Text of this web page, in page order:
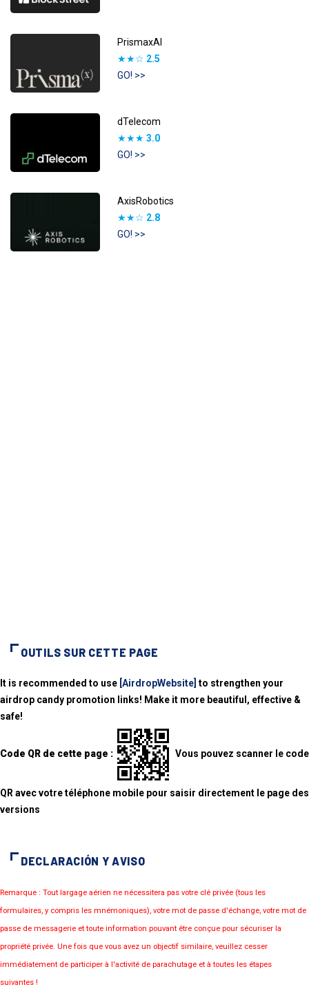
PrismaxAI
★★☆ 2.5
GO! >>
dTelecom
★★★ 3.0
GO! >>
AxisRobotics
★★☆ 2.8
GO! >>
OUTILS SUR CETTE PAGE
It is recommended to use [AirdropWebsite] to strengthen your
airdrop candy promotion links! Make it more beautiful, effective &
safe!
Code QR de cette page : Vous pouvez scanner le code
QR avec votre téléphone mobile pour saisir directement le page des
versions
DECLARACIÓN Y AVISO
Remarque : Tout largage aérien ne nécessitera pas votre clé privée (tous les
formulaires, y compris les mnémoniques), votre mot de passe d'échange, votre mot de
passe de messagerie et toute information pouvant être conçue pour sécuriser la
propriété privée. Une fois que vous avez un objectif similaire, veuillez cesser
immédiatement de participer à l'activité de parachutage et à toutes les étapes
suivantes !